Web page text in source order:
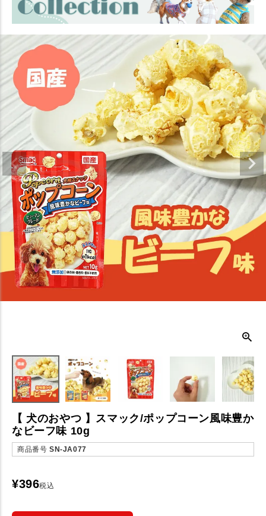
【 犬のおやつ 】スマック/ポップコーン風味豊か
なビーフ味 10g
商品番号 SN-JA077
¥396税込